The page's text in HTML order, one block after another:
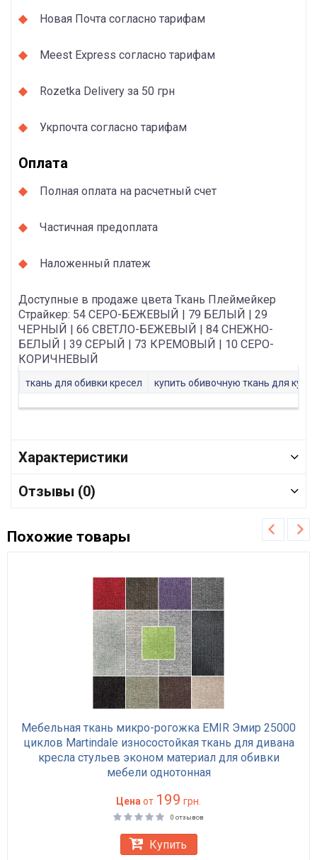
Новая Почта согласно тарифам
Meest Express согласно тарифам
Rozetka Delivery за 50 грн
Укрпочта согласно тарифам
Оплата
Полная оплата на расчетный счет
Частичная предоплата
Наложенный платеж
Доступные в продаже цвета Ткань Плеймейкер
Страйкер: 54 СЕРО-БЕЖЕВЫЙ | 79 БЕЛЫЙ | 29
ЧЕРНЫЙ | 66 СВЕТЛО-БЕЖЕВЫЙ | 84 СНЕЖНО-
БЕЛЫЙ | 39 СЕРЫЙ | 73 КРЕМОВЫЙ | 10 СЕРО-
КОРИЧНЕВЫЙ
ткань для обивки кресел купить обивочную ткань для
Характеристики
Отзывы (0)
Похожие товары
Мебельная ткань микро-рогожка EMIR Эмир 25000
циклов Martindale износостойкая ткань для дивана
кресла стульев эконом материал для обивки
мебели однотонная
Цена от 199 грн.
0 отзывов
Купить